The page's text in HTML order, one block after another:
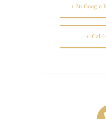
+ Zu Google
+ iCal /